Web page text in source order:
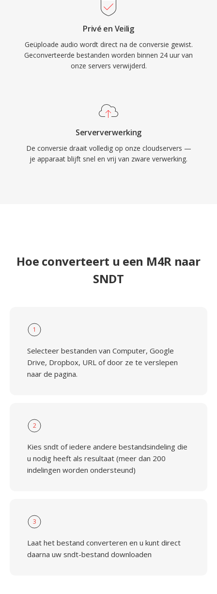
Privé en Veilig
Geüploade audio wordt direct na de conversie gewist.
Geconverteerde bestanden worden binnen 24 uur van
onze servers verwijderd.
Serververwerking
De conversie draait volledig op onze cloudservers —
je apparaat blijft snel en vrij van zware verwerking.
Hoe converteert u een M4R naar
SNDT
1
Selecteer bestanden van Computer, Google
Drive, Dropbox, URL of door ze te verslepen
naar de pagina.
2
Kies sndt of iedere andere bestandsindeling die
u nodig heeft als resultaat (meer dan 200
indelingen worden ondersteund)
3
Laat het bestand converteren en u kunt direct
daarna uw sndt-bestand downloaden